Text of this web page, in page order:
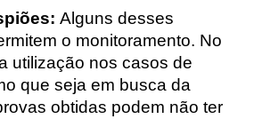
Alguns desses
o monitoramento. No
utilização nos casos de
que seja em busca da
obtidas podem não ter